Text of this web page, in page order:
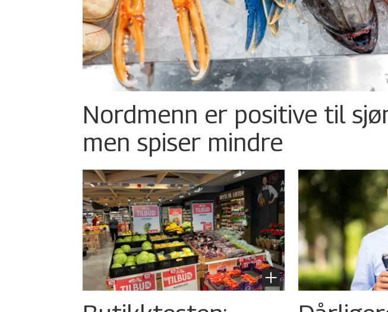
Nordmenn er positive til
men spiser mindre